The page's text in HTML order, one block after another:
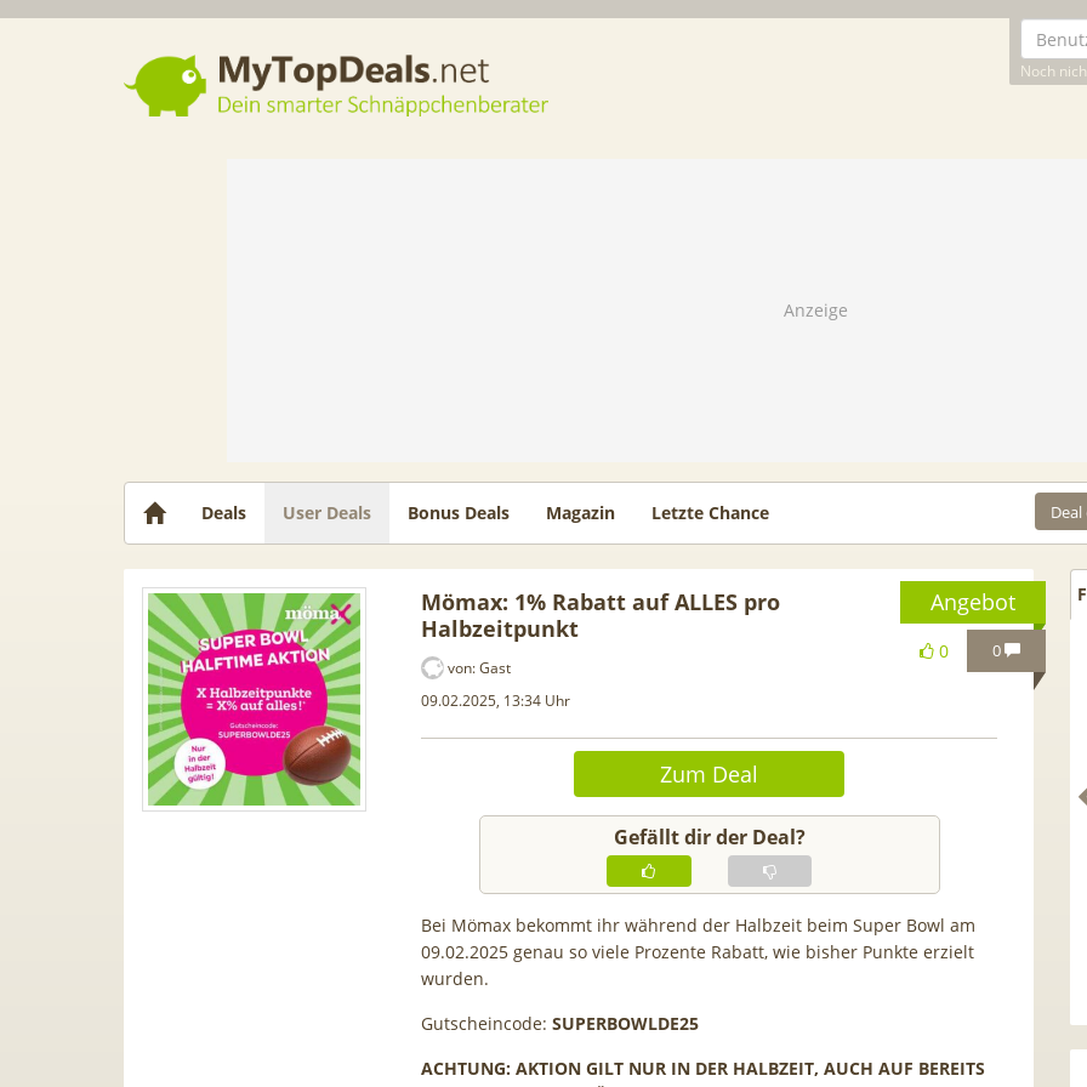
Noch
Dein smarter Schnäppchenberater
Deals User Deals Bonus Deals Magazin Letzte Chance
Angebot
0
0
Mömax: 1% Rabatt auf ALLES pro
Halbzeitpunkt
von:Gast
09.02.2025, 13:34 Uhr
Zum Deal
Gefällt dir der Deal?
Bei Mömax bekommt ihr während der Halbzeit beim Super Bowl am
09.02.2025 genau so viele Prozente Rabatt, wie bisher Punkte erzielt
wurden.
Gutscheincode: SUPERBOWLDE25
ACHTUNG: AKTION GILT NUR IN DER HALBZEIT, AUCH AUF BEREITS
50€ Wechselbonus! 🎉 50GB 5G
| 0,00€ Anschlusskosten | eff.
TOP 🍿 Netflix Standard + 300
waipu.tv Perfect Plus ab 9€
TCL tragbares 3-in-1
Luftentfeuchten | 9.000